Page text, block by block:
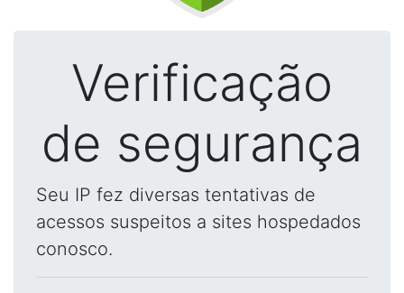
Verificação
de segurança
Seu IP fez diversas tentativas de
acessos suspeitos a sites hospedados
conosco.